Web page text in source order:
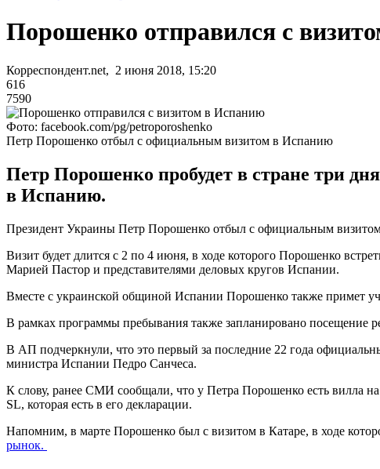
Порошенко отправился с
Корреспондент.net, 2 июня 2018, 15:20
616
7590
Фото: facebook.com/pg/petroporoshenko
Петр Порошенко отбыл с официальным визитом в Испанию
Петр Порошенко пробудет в стране три
в Испанию.
Президент Украины Петр Порошенко отбыл с официальным
Визит будет длится с 2 по 4 июня, в ходе которого Порошенко
Марией Пастор и представителями деловых кругов Испании.
Вместе с украинской общиной Испании Порошенко также примет
В рамках программы пребывания также запланировано посещение
В АП подчеркнули, что это первый за последние 22 года
министра Испании Педро Санчеса.
К слову, ранее СМИ сообщали, что у Петра Порошенко есть вилла
SL, которая есть в его декларации.
Напомним, в марте Порошенко был с визитом в Катаре, в ходе
рынок.